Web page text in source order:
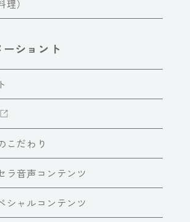
）
ショント
こだわり
ラ音声コンテンツ
シャルコンテンツ